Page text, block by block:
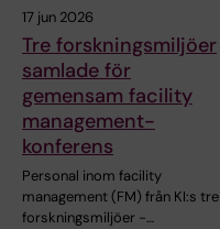
17 jun 2026
Tre forskningsmiljöer
samlade för
gemensam facility
management-
konferens
Personal inom facility
management (FM) från KI:s tre
forskningsmiljöer -…